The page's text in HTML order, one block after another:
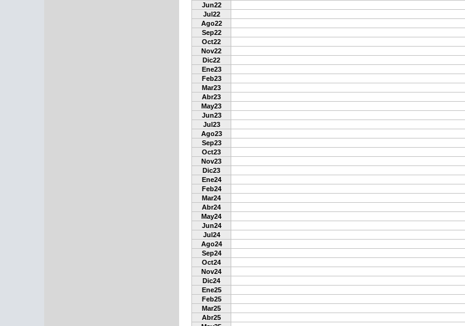
Jun22
Jul22
Ago22
Sep22
Oct22
Nov22
Dic22
Ene23
Feb23
Mar23
Abr23
May23
Jun23
Jul23
Ago23
Sep23
Oct23
Nov23
Dic23
Ene24
Feb24
Mar24
Abr24
May24
Jun24
Jul24
Ago24
Sep24
Oct24
Nov24
Dic24
Ene25
Feb25
Mar25
Abr25